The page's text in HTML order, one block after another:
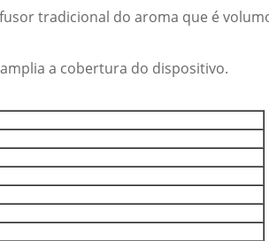
tradicional do aroma que é
a cobertura do dispositivo.